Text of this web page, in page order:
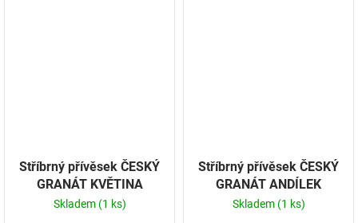
Stříbrný přívěsek ČESKÝ
GRANÁT KVĚTINA
Skladem (1 ks)
Stříbrný přívěsek ČESKÝ
GRANÁT ANDÍLEK
Skladem (1 ks)